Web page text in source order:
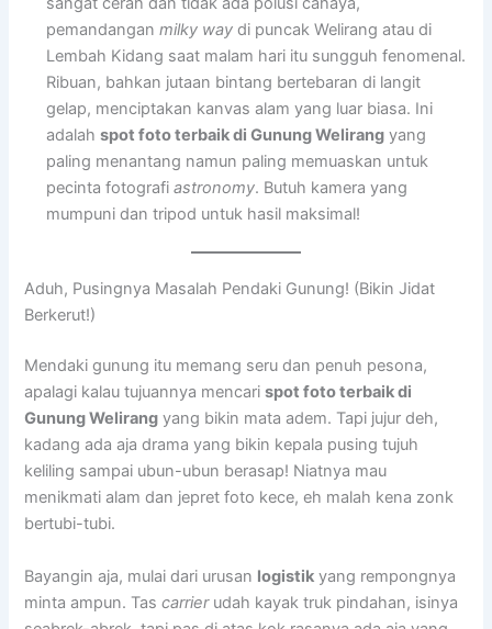
pemandanganmilky way di puncak Welirang atau di
Lembah Kidang saat malam hari itu sungguh fenomenal.
Ribuan, bahkan jutaan bintang bertebaran di langit
gelap, menciptakan kanvas alam yang luar biasa. Ini
adalahspot foto terbaik di Gunung Welirang yang
paling menantang namun paling memuaskan untuk
pecinta fotografiastronomy. Butuh kamera yang
mumpuni dan tripod untuk hasil maksimal!
Aduh, Pusingnya Masalah Pendaki Gunung! (Bikin Jidat
Berkerut!)
Mendaki gunung itu memang seru dan penuh pesona,
apalagi kalau tujuannya mencarispot foto terbaik di
Gunung Welirang yang bikin mata adem. Tapi jujur deh,
kadang ada aja drama yang bikin kepala pusing tujuh
keliling sampai ubun-ubun berasap! Niatnya mau
menikmati alam dan jepret foto kece, eh malah kena zonk
bertubi-tubi.
Bayangin aja, mulai dari urusan logistik yang rempongnya
minta ampun. Tascarrierudah kayak truk pindahan, isinya